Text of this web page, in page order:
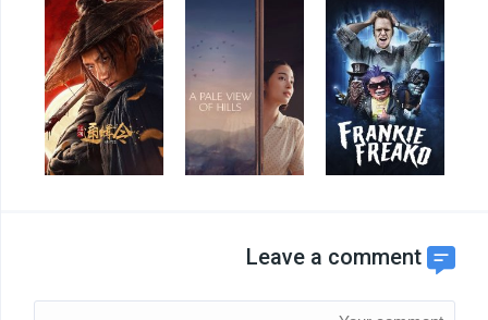
Leave a comment